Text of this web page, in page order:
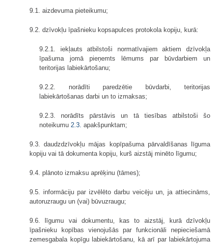
9.1. aizdevuma pieteikumu;
9.2. dzīvokļu īpašnieku kopsapulces protokola kopiju, kurā:
9.2.1. iekļauts atbilstoši normatīvajiem aktiem dzīvokļa
īpašuma jomā pieņemts lēmums par būvdarbiem un
teritorijas labiekārtošanu;
9.2.2. norādīti paredzētie būvdarbi, teritorijas
labiekārtošanas darbi un to izmaksas;
9.2.3. norādīts pārstāvis un tā tiesības atbilstoši šo
noteikumu 2.3. apakšpunktam;
9.3. daudzdzīvokļu mājas kopīpašuma pārvaldīšanas līguma
kopiju vai tā dokumenta kopiju, kurš aizstāj minēto līgumu;
9.4. plānoto izmaksu aprēķinu (tāmes);
9.5. informāciju par izvēlēto darbu veicēju un, ja attiecināms,
autoruzraugu un (vai) būvuzraugu;
9.6. līgumu vai dokumentu, kas to aizstāj, kurā dzīvokļu
īpašnieku kopības vienojušās par funkcionāli nepieciešamā
zemesgabala kopīgu labiekārtošanu, kā arī par labiekārtojuma